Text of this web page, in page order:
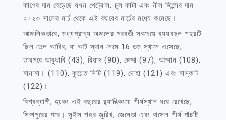
কাপের দাম বেড়েছে যখন পেট্রোল, চুল কাটা এবং নীল জিন্সের দাম
২০২৩ সালের মার্চ থেকে এই বছরের মার্চের মধ্যে কমেছে।
আঞ্চলিকভাবে, মধ্যপ্রাচ্য অঞ্চলের পরবর্তী সবচেয়ে ব্যয়বহুল শহরটি
ছিল তেল আবিব, যা আট স্থান নেমে 16 তম স্থানে এসেছে,
তারপরে আবুধাবি (43), রিয়াদ (90), জেদ্দা (97), আম্মান (108),
মানামা। (110), কুয়েত সিটি (119), দোহা (121) এবং মাস্কাট
(122)।
বিশ্বব্যাপী, হংকং এই বছরের র‌্যাঙ্কিংয়ে শীর্ষস্থান ধরে রেখেছে,
সিঙ্গাপুরের পরে। সুইস শহর জুরিখ, জেনেভা এবং বাসেল শীর্ষ পাঁচটি